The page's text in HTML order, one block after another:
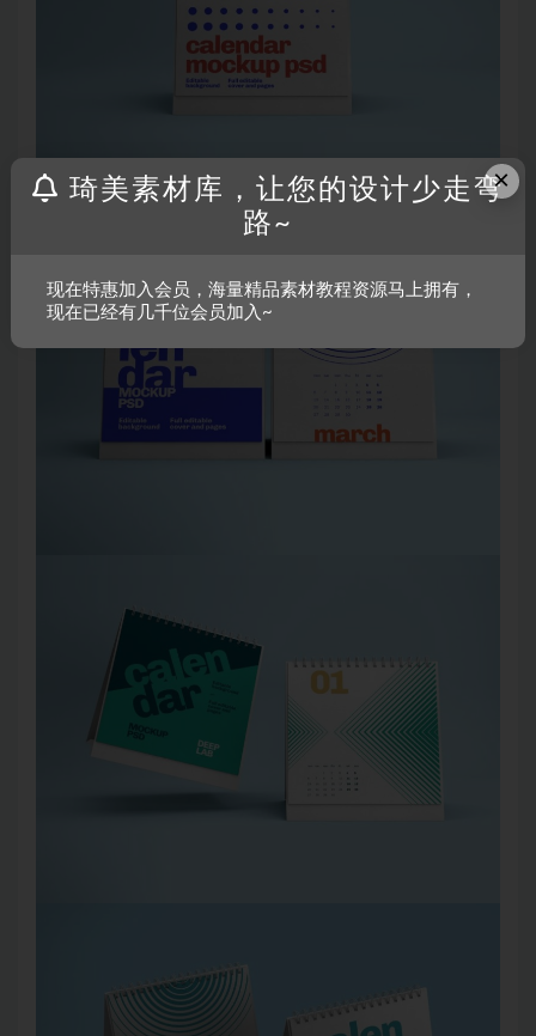
×
琦美素材库，让您的设计少走弯
路~
现在特惠加入会员，海量精品素材教程资源马上拥有，
现在已经有几千位会员加入~